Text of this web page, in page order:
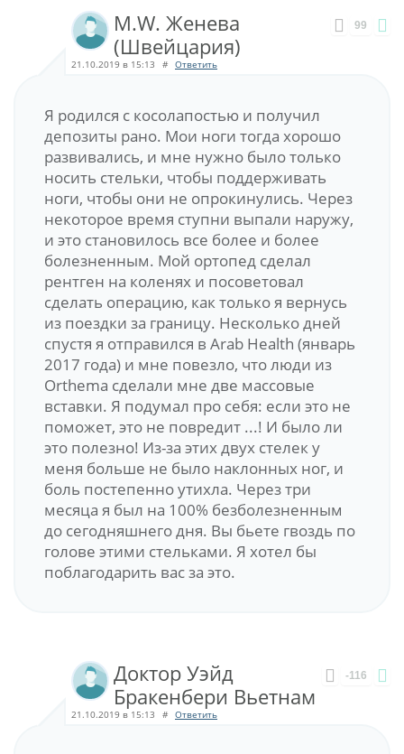
99
M.W. Женева
(Швейцария)
21.10.2019 в 15:13 # Ответить
Я родился с косолапостью и получил
депозиты рано. Мои ноги тогда хорошо
развивались, и мне нужно было только
носить стельки, чтобы поддерживать
ноги, чтобы они не опрокинулись. Через
некоторое время ступни выпали наружу,
и это становилось все более и более
болезненным. Мой ортопед сделал
рентген на коленях и посоветовал
сделать операцию, как только я вернусь
из поездки за границу. Несколько дней
спустя я отправился в Arab Health (январь
2017 года) и мне повезло, что люди из
Orthema сделали мне две массовые
вставки. Я подумал про себя: если это не
поможет, это не повредит ...! И было ли
это полезно! Из-за этих двух стелек у
меня больше не было наклонных ног, и
боль постепенно утихла. Через три
месяца я был на 100% безболезненным
до сегодняшнего дня. Вы бьете гвоздь по
голове этими стельками. Я хотел бы
поблагодарить вас за это.
-116
Доктор Уэйд
Бракенбери Вьетнам
21.10.2019 в 15:13 # Ответить